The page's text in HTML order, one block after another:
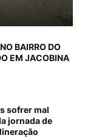
BAIRRO DO
EM JACOBINA
sofrer mal
jornada de